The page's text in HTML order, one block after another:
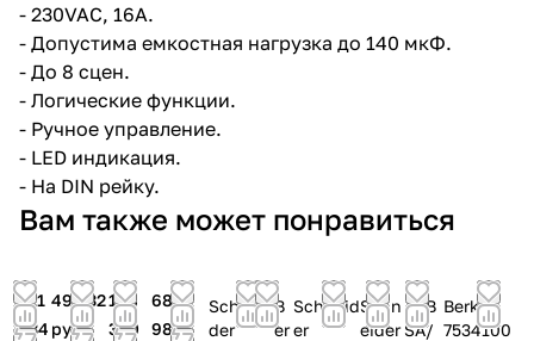
- 230VAC, 16A.
- Допустима емкостная нагрузка до 140 мкФ.
- До 8 сцен.
- Логические функции.
- Ручное управление.
- LED индикация.
- На DIN рейку.
Вам также может понравиться
121
534
49 532
руб.
168
360
68
984
Schnei
der
B
er
Schneid
er
Schn
eider
ABB
SA/
Berker
7534100